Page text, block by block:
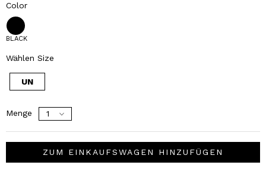
Color
BLACK
Wählen Size
UN
Menge
ZUM EINKAUFSWAGEN HINZUFÜGEN